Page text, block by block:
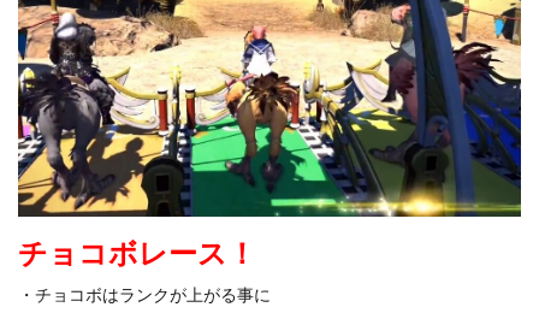
チョコボレース！
・チョコボはランクが上がる事に